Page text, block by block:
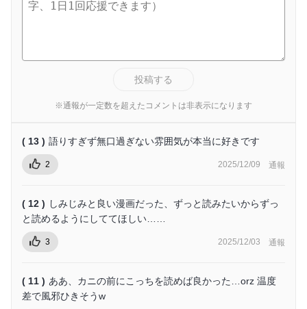
投稿する
※通報が一定数を超えたコメントは非表示になります
( 13 ) 語りすぎず無口過ぎない雰囲気が本当に好きです
2 2025/12/09 通報
( 12 ) しみじみと良い漫画だった、ずっと読みたいからずっ
と読めるようにしててほしい……
3 2025/12/03 通報
( 11 ) ああ、カニの前にこっちを読めば良かった…orz 温度
差で風邪ひきそうw